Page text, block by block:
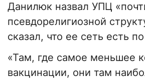
Данилюк назвал УПЦ
псевдорелигиозной
сказал, что ее сеть есть
«Там, где самое меньшее
вакцинации, они там